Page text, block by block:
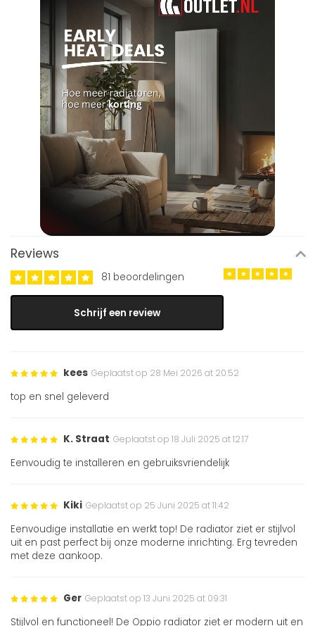
Reviews
81 beoordelingen
Schrijf een review
kees Geplaatst op 28 Mei 2026 at 20:52
top en snel geleverd
K. Straat Geplaatst op 18 Juli 2025 at 12:17
Eenvoudig te installeren en gebruiksvriendelijk
Kiki Geplaatst op 25 Juni 2025 at 11:42
Eenvoudige installatie en werkt top! De radiator ziet er stijlvol
uit en past perfect bij onze moderne inrichting. Erg tevreden
met deze aankoop.
Ger Geplaatst op 13 Juni 2025 at 09:31
Stijlvol en functioneel! De Oppio radiator ziet er modern uit en